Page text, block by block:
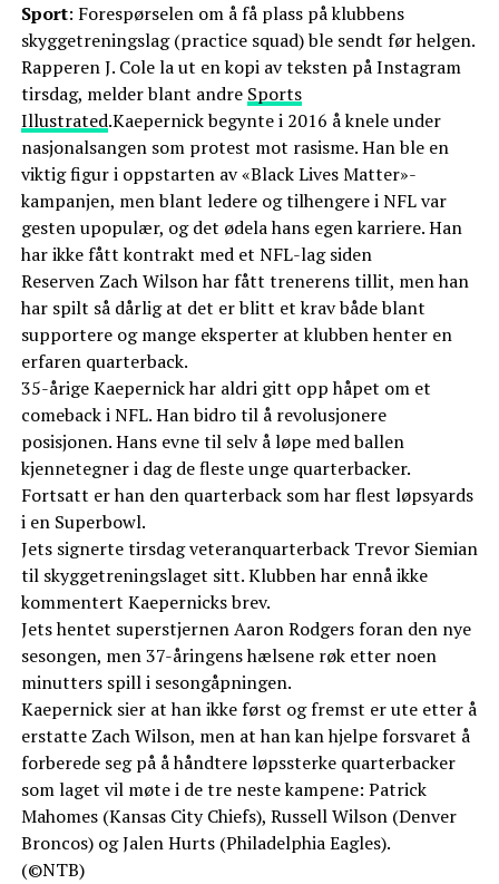
Sport: Forespørselen om å få plass på klubbens
skyggetreningslag (practice squad) ble sendt før helgen.
Rapperen J. Cole la ut en kopi av teksten på Instagram
tirsdag, melder blant andre Sports
Illustrated.Kaepernick begynte i 2016 å knele under
nasjonalsangen som protest mot rasisme. Han ble en
viktig figur i oppstarten av «Black Lives Matter»-
kampanjen, men blant ledere og tilhengere i NFL var
gesten upopulær, og det ødela hans egen karriere. Han
har ikke fått kontrakt med et NFL-lag siden
Reserven Zach Wilson har fått trenerens tillit, men han
har spilt så dårlig at det er blitt et krav både blant
supportere og mange eksperter at klubben henter en
erfaren quarterback.
35-årige Kaepernick har aldri gitt opp håpet om et
comeback i NFL. Han bidro til å revolusjonere
posisjonen. Hans evne til selv å løpe med ballen
kjennetegner i dag de fleste unge quarterbacker.
Fortsatt er han den quarterback som har flest løpsyards
i en Superbowl.
Jets signerte tirsdag veteranquarterback Trevor Siemian
til skyggetreningslaget sitt. Klubben har ennå ikke
kommentert Kaepernicks brev.
Jets hentet superstjernen Aaron Rodgers foran den nye
sesongen, men 37-åringens hælsene røk etter noen
minutters spill i sesongåpningen.
Kaepernick sier at han ikke først og fremst er ute etter å
erstatte Zach Wilson, men at han kan hjelpe forsvaret å
forberede seg på å håndtere løpssterke quarterbacker
som laget vil møte i de tre neste kampene: Patrick
Mahomes (Kansas City Chiefs), Russell Wilson (Denver
Broncos) og Jalen Hurts (Philadelphia Eagles).
(©NTB)